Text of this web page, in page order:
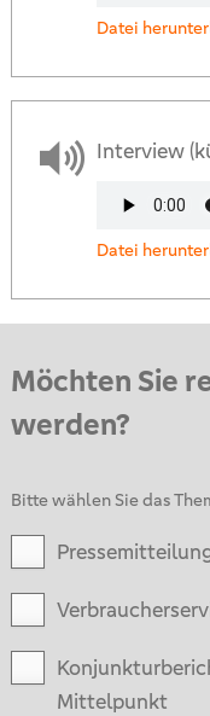
Datei
Interview
Datei
Möchten Sie
werden?
Bitte wählen Sie das
Mittelpunkt